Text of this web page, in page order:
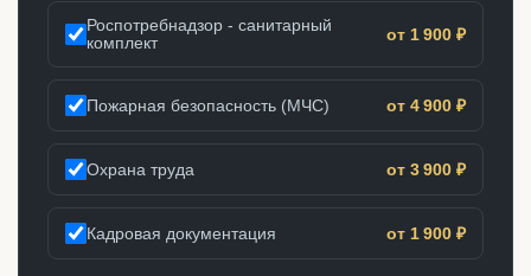
Роспотребнадзор - санитарный
комплект
от 1 900 ₽
Пожарная безопасность (МЧС) от 4 900 ₽
Охрана труда от 3 900 ₽
Кадровая документация от 1 900 ₽